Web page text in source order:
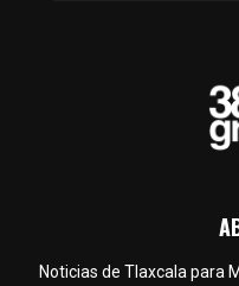
Noticias de Tlaxcala para